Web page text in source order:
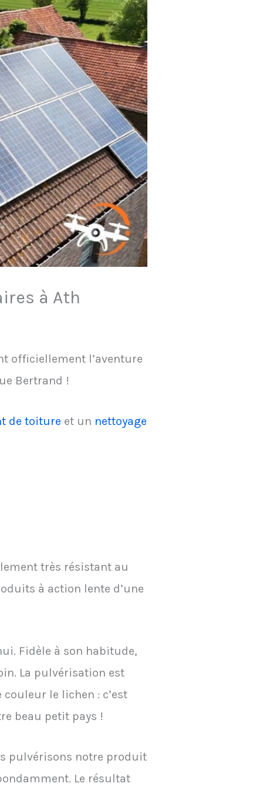
à Ath
officiellement l’aventure
Bertrand !
de toiture et un nettoyage
très résistant au
à action lente d’une
Fidèle à son habitude,
La pulvérisation est
le lichen : c’est
beau petit pays !
pulvérisons notre produit
Le résultat